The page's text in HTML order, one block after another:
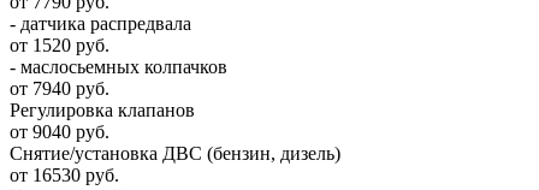
- датчика распредвала
от 1520 руб.
- маслосьемных колпачков
от 7940 руб.
Регулировка клапанов
от 9040 руб.
Снятие/установка ДВС (бензин, дизель)
от 16530 руб.